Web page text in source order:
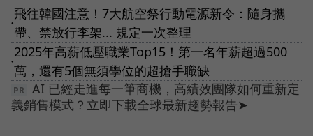
●
飛往韓國注意！7大航空祭行動電源新令：隨身攜
帶、禁放行李架... 規定一次整理
●
2025年高薪低壓職業Top15！第一名年薪超過500
萬，還有5個無須學位的超搶手職缺
AI 已經走進每一筆商機，高績效團隊如何重新定
義銷售模式？立即下載全球最新趨勢報告➤